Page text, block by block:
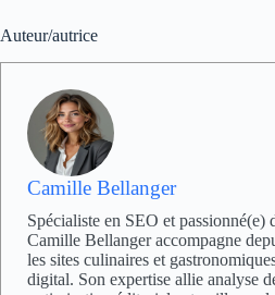
Auteur/autrice
Camille Bellanger
Spécialiste en SEO et passionné(e)
Camille Bellanger accompagne
les sites culinaires et
digital. Son expertise allie analyse